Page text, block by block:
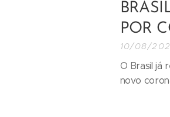
POR
10/08/
O Brasil já
novo